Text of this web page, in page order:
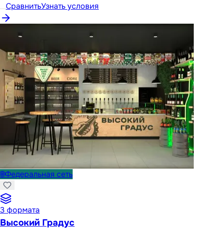
СравнитьУзнать условия
🌐Федеральная сеть
3 формата
Высокий Градус